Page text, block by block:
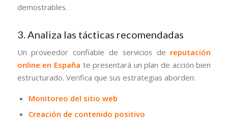
demostrables.
3. Analiza las tácticas recomendadas
Un proveedor confiable de servicios de reputación
online en España te presentará un plan de acción bien
estructurado. Verifica que sus estrategias aborden:
Monitoreo del sitio web
Creación de contenido positivo